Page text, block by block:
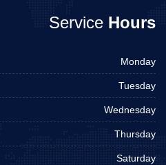
Service Hours
Monday
Tuesday
Wednesday
Thursday
Saturday